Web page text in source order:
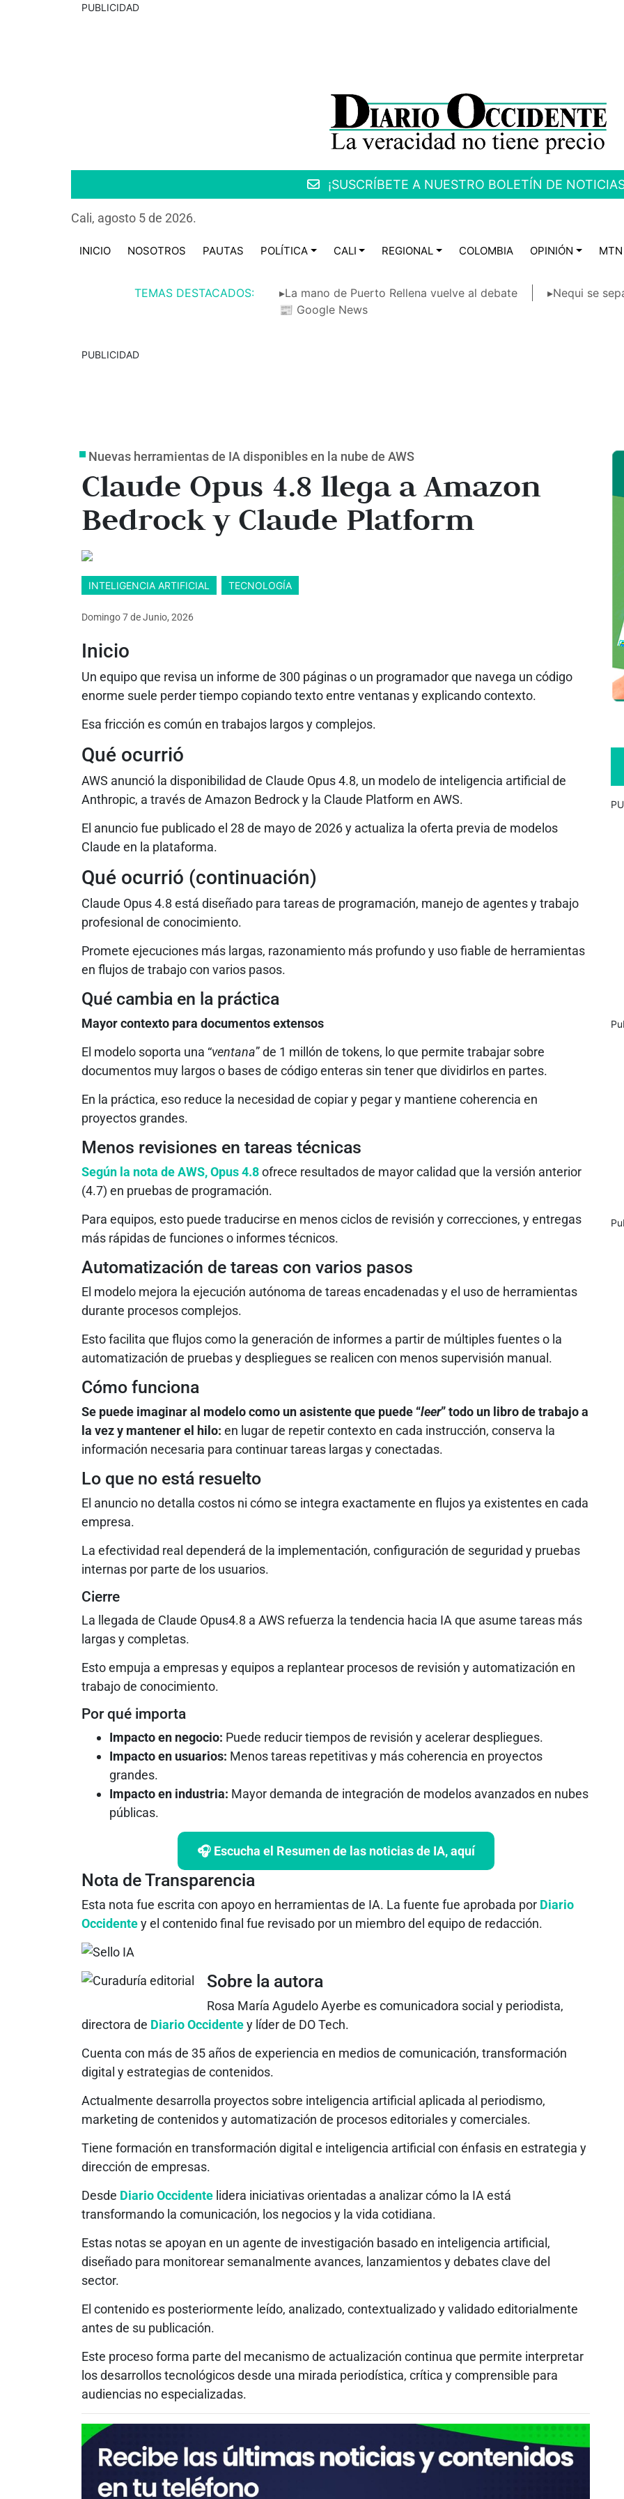
PUBLICIDAD
¡SUSCRÍBETE A NUESTRO BOLETÍN DE
Cali, agosto 5 de 2026.
INICIO NOSOTROS PAUTAS POLÍTICA CALI REGIONAL COLOMBIA OPINIÓN MTN
TEMAS DESTACADOS: ▸La mano de Puerto Rellena vuelve al debate
▸Nequi se
📰 Google News
PUBLICIDAD
Nuevas herramientas de IA disponibles en la nube de AWS
Claude Opus 4.8 llega a Amazon
Bedrock y Claude Platform
INTELIGENCIA ARTIFICIAL TECNOLOGÍA
Domingo 7deJunio, 2026
Inicio
Un equipo que revisa un informe de 300 páginas o un programador que navega un código
enorme suele perder tiempo copiando texto entre ventanas y explicando contexto.
Esa fricción es común en trabajos largos y complejos.
Qué ocurrió
AWS anunció la disponibilidad de Claude Opus 4.8, un modelo de inteligencia artificial de
Anthropic, a través de Amazon Bedrock y la Claude Platform en AWS.
El anuncio fue publicado el 28 de mayo de 2026 y actualiza la oferta previa de modelos
Claude en la plataforma.
Qué ocurrió (continuación)
Claude Opus 4.8 está diseñado para tareas de programación, manejo de agentes y trabajo
profesional de conocimiento.
Promete ejecuciones más largas, razonamiento más profundo y uso fiable de herramientas
en flujos de trabajo con varios pasos.
Qué cambia en la práctica
Mayor contexto para documentos extensos
El modelo soporta una “ventana” de 1 millón de tokens, lo que permite trabajar sobre
documentos muy largos o bases de código enteras sin tener que dividirlos en partes.
En la práctica, eso reduce la necesidad de copiar y pegar y mantiene coherencia en
proyectos grandes.
Menos revisiones en tareas técnicas
Según la nota de AWS, Opus 4.8ofrece resultados de mayor calidad que la versión anterior
(4.7) en pruebas de programación.
Para equipos, esto puede traducirse en menos ciclos de revisión y correcciones, y entregas
más rápidas de funciones o informes técnicos.
Automatización de tareas con varios pasos
El modelo mejora la ejecución autónoma de tareas encadenadas y el uso de herramientas
durante procesos complejos.
Esto facilita que flujos como la generación de informes a partir de múltiples fuentes o la
automatización de pruebas y despliegues se realicen con menos supervisión manual.
Cómo funciona
Se puede imaginar al modelo como un asistente que puede “leer” todo un libro de trabajo a
la vez y mantener el hilo: en lugar de repetir contexto en cada instrucción, conserva la
información necesaria para continuar tareas largas y conectadas.
Lo que no está resuelto
El anuncio no detalla costos ni cómo se integra exactamente en flujos ya existentes en cada
empresa.
La efectividad real dependerá de la implementación, configuración de seguridad y pruebas
internas por parte de los usuarios.
Cierre
La llegada de Claude Opus4.8 a AWS refuerza la tendencia hacia IA que asume tareas más
largas y completas.
Esto empuja a empresas y equipos a replantear procesos de revisión y automatización en
trabajo de conocimiento.
Por qué importa
Impacto en negocio: Puede reducir tiempos de revisión y acelerar despliegues.
Impacto en usuarios: Menos tareas repetitivas y más coherencia en proyectos
grandes.
Impacto en industria: Mayor demanda de integración de modelos avanzados en nubes
públicas.
🎧 Escucha el Resumen de las noticias de IA, aquí
Nota de Transparencia
Esta nota fue escrita con apoyo en herramientas de IA. La fuente fue aprobada por Diario
Occidentey el contenido final fue revisado por un miembro del equipo de redacción.
Sobre la autora
Rosa María Agudelo Ayerbe es comunicadora social y periodista,
directora de Diario Occidentey líder de DO Tech.
Cuenta con más de 35 años de experiencia en medios de comunicación, transformación
digital y estrategias de contenidos.
Actualmente desarrolla proyectos sobre inteligencia artificial aplicada al periodismo,
marketing de contenidos y automatización de procesos editoriales y comerciales.
Tiene formación en transformación digital e inteligencia artificial con énfasis en estrategia y
dirección de empresas.
Desde Diario Occidente lidera iniciativas orientadas a analizar cómo la IA está
transformando la comunicación, los negocios y la vida cotidiana.
Estas notas se apoyan en un agente de investigación basado en inteligencia artificial,
diseñado para monitorear semanalmente avances, lanzamientos y debates clave del
sector.
El contenido es posteriormente leído, analizado, contextualizado y validado editorialmente
antes de su publicación.
Este proceso forma parte del mecanismo de actualización continua que permite interpretar
los desarrollos tecnológicos desde una mirada periodística, crítica y comprensible para
audiencias no especializadas.